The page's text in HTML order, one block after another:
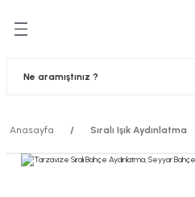
Anasayfa Sıralı Işık Aydınlatma